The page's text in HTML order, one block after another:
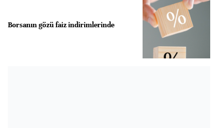
Borsanın gözü faiz indirimlerinde